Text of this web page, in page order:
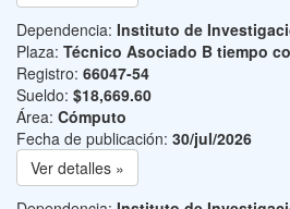
Dependencia: Instituto de
Plaza: Técnico Asociado B tiempo
Registro: 66047-54
Sueldo: $18,669.60
Área: Cómputo
Fecha de publicación: 30/jul/2026
Ver detalles »